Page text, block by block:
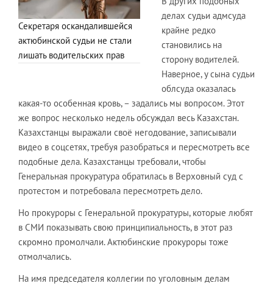
Секретаря оскандалившейся
актюбинской судьи не стали
лишать водительских прав
делах судьи адмсуда
крайне редко
становились на
сторону водителей.
Наверное, у сына судьи
облсуда оказалась
какая-то особенная кровь, – задались мы вопросом. Этот
же вопрос несколько недель обсуждал весь Казахстан.
Казахстанцы выражали своё негодование, записывали
видео в соцсетях, требуя разобраться и пересмотреть все
подобные дела. Казахстанцы требовали, чтобы
Генеральная прокуратура обратилась в Верховный суд с
протестом и потребовала пересмотреть дело.
Но прокуроры с Генеральной прокуратуры, которые любят
в СМИ показывать свою принципиальность, в этот раз
скромно промолчали. Актюбинские прокуроры тоже
отмолчались.
На имя председателя коллегии по уголовным делам